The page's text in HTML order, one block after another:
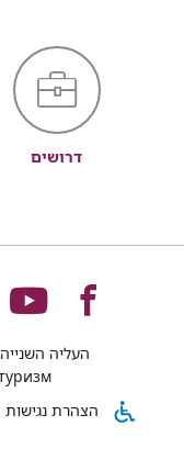
דרושים
של
העליה השנייה 8,
הצהרת נגישות